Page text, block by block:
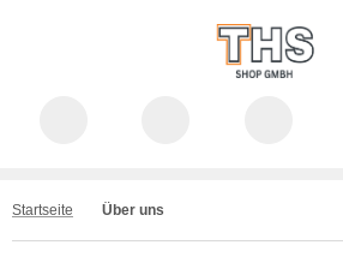
Startseite Über uns